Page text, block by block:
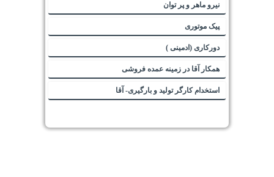
نیرو ماهر و پر توان
پیک موتوری
دورکاری (ادمینی )
همکار آقا در زمینه عمده فروشی
استخدام کارگر تولید و بارگیری- آقا